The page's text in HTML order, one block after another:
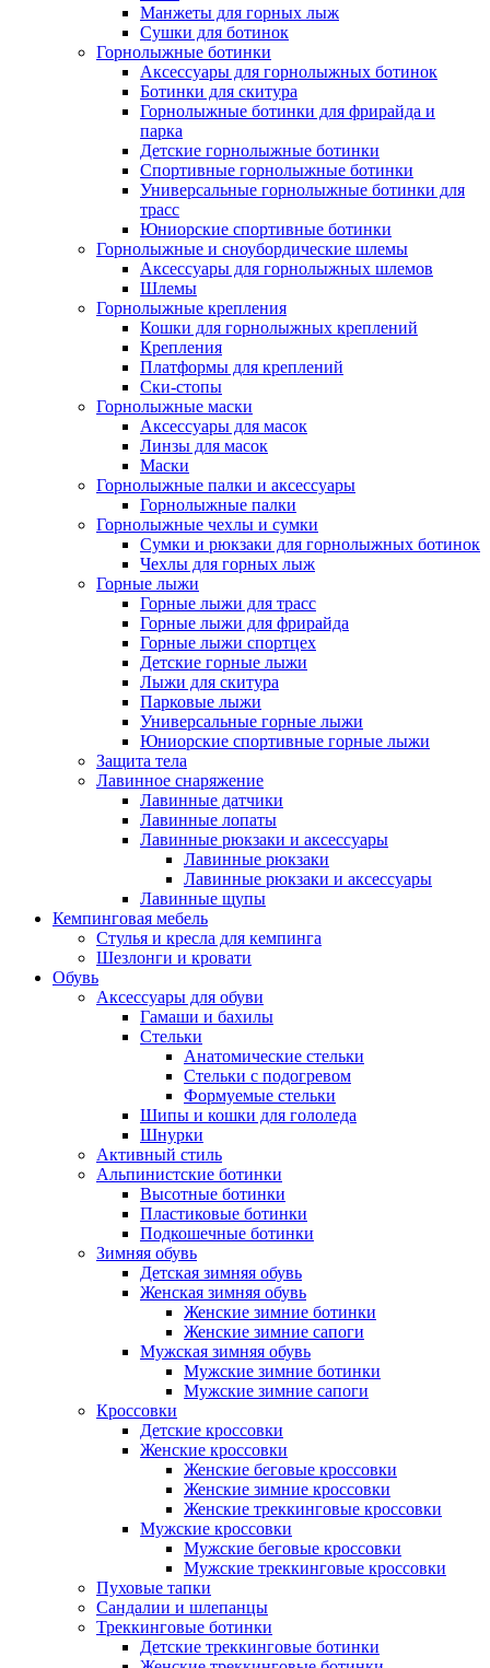
Манжеты для горных лыж
Сушки для ботинок
Горнолыжные ботинки
Аксессуары для горнолыжных ботинок
Ботинки для скитура
Горнолыжные ботинки для фрирайда и
парка
Детские горнолыжные ботинки
Спортивные горнолыжные ботинки
Универсальные горнолыжные ботинки для
трасс
Юниорские спортивные ботинки
Горнолыжные и сноубордические шлемы
Аксессуары для горнолыжных шлемов
Шлемы
Горнолыжные крепления
Кошки для горнолыжных креплений
Крепления
Платформы для креплений
Ски-стопы
Горнолыжные маски
Аксессуары для масок
Линзы для масок
Маски
Горнолыжные палки и аксессуары
Горнолыжные палки
Горнолыжные чехлы и сумки
Сумки и рюкзаки для горнолыжных ботинок
Чехлы для горных лыж
Горные лыжи
Горные лыжи для трасс
Горные лыжи для фрирайда
Горные лыжи спортцех
Детские горные лыжи
Лыжи для скитура
Парковые лыжи
Универсальные горные лыжи
Юниорские спортивные горные лыжи
Защита тела
Лавинное снаряжение
Лавинные датчики
Лавинные лопаты
Лавинные рюкзаки и аксессуары
Лавинные рюкзаки
Лавинные рюкзаки и аксессуары
Лавинные щупы
Кемпинговая мебель
Стулья и кресла для кемпинга
Шезлонги и кровати
Обувь
Аксессуары для обуви
Гамаши и бахилы
Стельки
Анатомические стельки
Стельки с подогревом
Формуемые стельки
Шипы и кошки для гололеда
Шнурки
Активный стиль
Альпинистские ботинки
Высотные ботинки
Пластиковые ботинки
Подкошечные ботинки
Зимняя обувь
Детская зимняя обувь
Женская зимняя обувь
Женские зимние ботинки
Женские зимние сапоги
Мужская зимняя обувь
Мужские зимние ботинки
Мужские зимние сапоги
Кроссовки
Детские кроссовки
Женские кроссовки
Женские беговые кроссовки
Женские зимние кроссовки
Женские треккинговые кроссовки
Мужские кроссовки
Мужские беговые кроссовки
Мужские треккинговые кроссовки
Пуховые тапки
Сандалии и шлепанцы
Треккинговые ботинки
Детские треккинговые ботинки